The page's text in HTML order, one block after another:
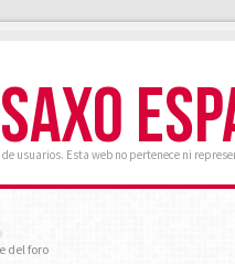
usuarios. Esta web no pertenece ni
del foro